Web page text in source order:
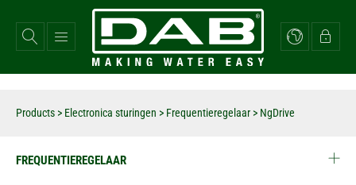
naar
Products > Electronica sturingen > Frequentieregelaar > NgDrive
FREQUENTIEREGELAAR